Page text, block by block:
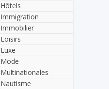
Hôtels
Immigration
Immobilier
Loisirs
Luxe
Mode
Multinationales
Nautisme